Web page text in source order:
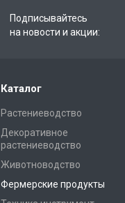
Подписывайтесь
на новости и акции:
Каталог
Растениеводство
Декоративное
растениеводство
Животноводство
Фермерские продукты